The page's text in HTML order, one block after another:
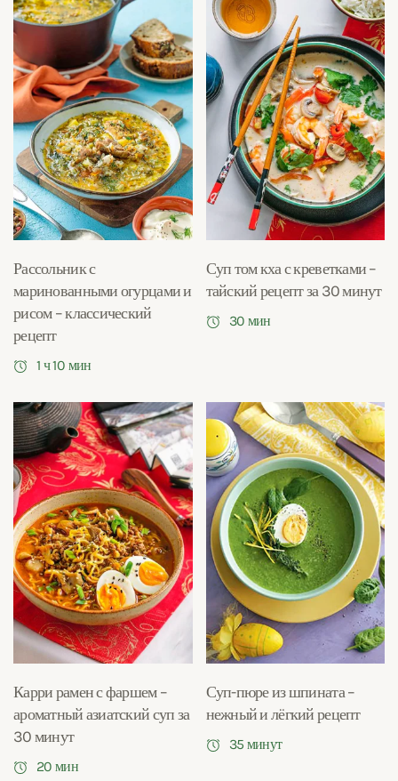
Рассольник с
маринованными огурцами и
рисом – классический
рецепт
1 ч 10 мин
Суп том кха с креветками –
тайский рецепт за 30 минут
30 мин
Карри рамен с фаршем –
ароматный азиатский суп за
30 минут
20 мин
Суп-пюре из шпината –
нежный и лёгкий рецепт
35 минут